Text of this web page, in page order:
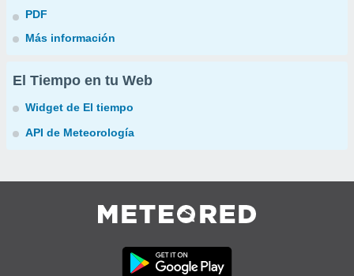
PDF
Más información
El Tiempo en tu Web
Widget de El tiempo
API de Meteorología